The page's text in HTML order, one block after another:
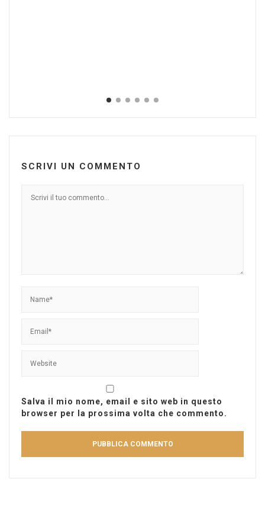
SCRIVI UN COMMENTO
Salva il mio nome, email e sito web in questo
browser per la prossima volta che commento.